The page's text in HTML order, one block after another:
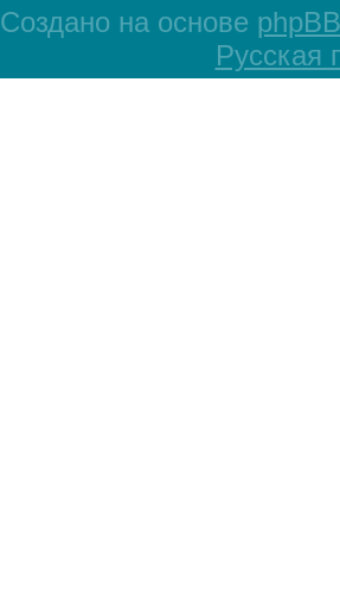
Создано на основе phpBB
Русская